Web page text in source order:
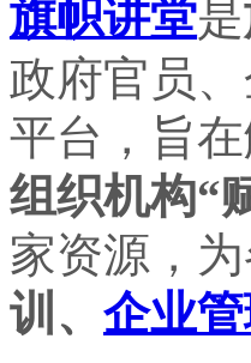
旗帜讲堂是
政府官员
平台，旨
组织机构“
家资源，
训、 企业管